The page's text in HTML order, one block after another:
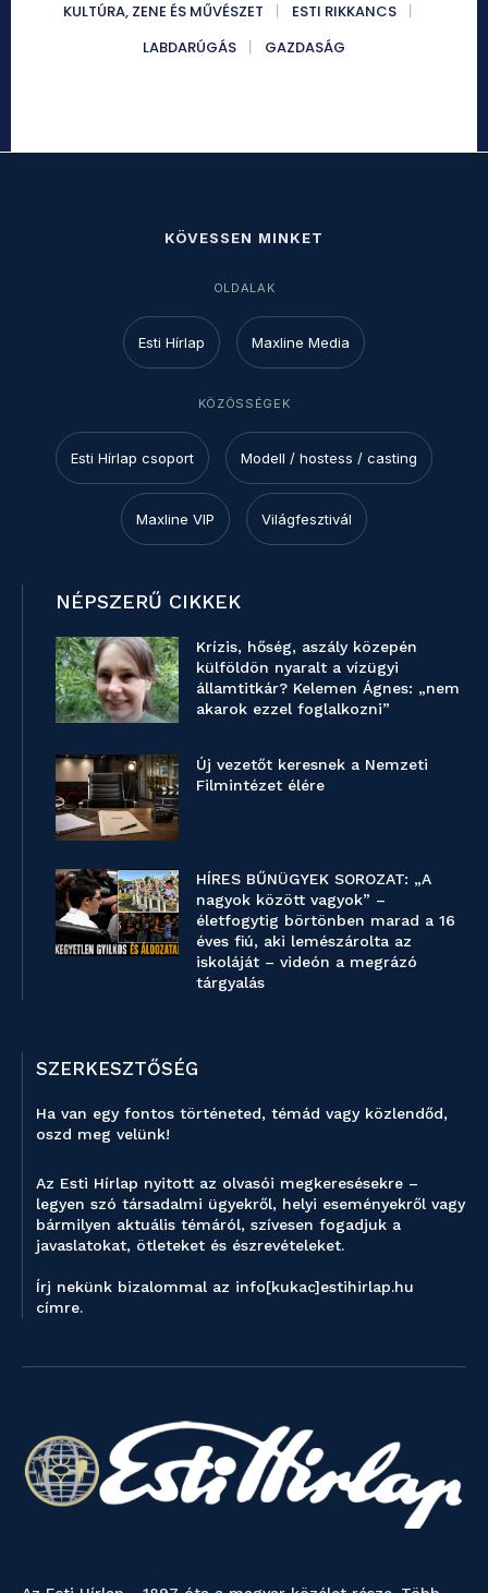
KULTÚRA, ZENE ÉS MŰVÉSZET
ESTI RIKKANCS
LABDARÚGÁS
GAZDASÁG
KÖVESSEN MINKET
OLDALAK
Esti Hírlap Maxline Media
KÖZÖSSÉGEK
Esti Hírlap csoport Modell / hostess / casting
Maxline VIP Világfesztivál
NÉPSZERŰ CIKKEK
Krízis, hőség, aszály közepén
külföldön nyaralt a vízügyi
államtitkár? Kelemen Ágnes: „nem
akarok ezzel foglalkozni”
Új vezetőt keresnek a Nemzeti
Filmintézet élére
HÍRES BŰNÜGYEK SOROZAT: „A
nagyok között vagyok” –
életfogytig börtönben marad a 16
éves fiú, aki lemészárolta az
iskoláját – videón a megrázó
tárgyalás
SZERKESZTŐSÉG
Ha van egy fontos történeted, témád vagy közlendőd,
oszd meg velünk!
Az Esti Hírlap nyitott az olvasói megkeresésekre –
legyen szó társadalmi ügyekről, helyi eseményekről vagy
bármilyen aktuális témáról, szívesen fogadjuk a
javaslatokat, ötleteket és észrevételeket.
Írj nekünk bizalommal az info[kukac]estihirlap.hu
címre.